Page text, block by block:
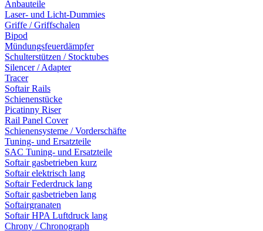
Anbauteile
Laser- und Licht-Dummies
Griffe / Griffschalen
Bipod
Mündungsfeuerdämpfer
Schulterstützen / Stocktubes
Silencer / Adapter
Tracer
Softair Rails
Schienenstücke
Picatinny Riser
Rail Panel Cover
Schienensysteme / Vorderschäfte
Tuning- und Ersatzteile
SAC Tuning- und Ersatzteile
Softair gasbetrieben kurz
Softair elektrisch lang
Softair Federdruck lang
Softair gasbetrieben lang
Softairgranaten
Softair HPA Luftdruck lang
Chrony / Chronograph